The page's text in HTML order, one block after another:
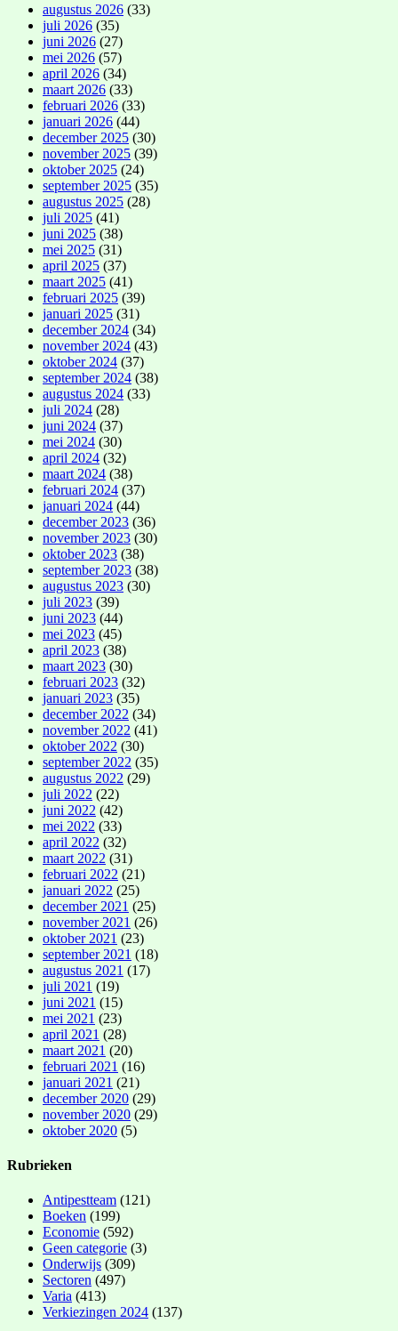
augustus 2026 (33)
juli 2026 (35)
juni 2026 (27)
mei 2026 (57)
april 2026 (34)
maart 2026 (33)
februari 2026 (33)
januari 2026 (44)
december 2025 (30)
november 2025 (39)
oktober 2025 (24)
september 2025 (35)
augustus 2025 (28)
juli 2025 (41)
juni 2025 (38)
mei 2025 (31)
april 2025 (37)
maart 2025 (41)
februari 2025 (39)
januari 2025 (31)
december 2024 (34)
november 2024 (43)
oktober 2024 (37)
september 2024 (38)
augustus 2024 (33)
juli 2024 (28)
juni 2024 (37)
mei 2024 (30)
april 2024 (32)
maart 2024 (38)
februari 2024 (37)
januari 2024 (44)
december 2023 (36)
november 2023 (30)
oktober 2023 (38)
september 2023 (38)
augustus 2023 (30)
juli 2023 (39)
juni 2023 (44)
mei 2023 (45)
april 2023 (38)
maart 2023 (30)
februari 2023 (32)
januari 2023 (35)
december 2022 (34)
november 2022 (41)
oktober 2022 (30)
september 2022 (35)
augustus 2022 (29)
juli 2022 (22)
juni 2022 (42)
mei 2022 (33)
april 2022 (32)
maart 2022 (31)
februari 2022 (21)
januari 2022 (25)
december 2021 (25)
november 2021 (26)
oktober 2021 (23)
september 2021 (18)
augustus 2021 (17)
juli 2021 (19)
juni 2021 (15)
mei 2021 (23)
april 2021 (28)
maart 2021 (20)
februari 2021 (16)
januari 2021 (21)
december 2020 (29)
november 2020 (29)
oktober 2020 (5)
Rubrieken
Antipestteam (121)
Boeken (199)
Economie (592)
Geen categorie (3)
Onderwijs (309)
Sectoren (497)
Varia (413)
Verkiezingen 2024 (137)